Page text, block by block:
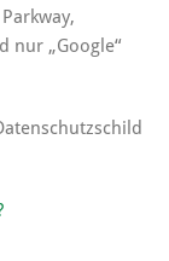
nur „Google“